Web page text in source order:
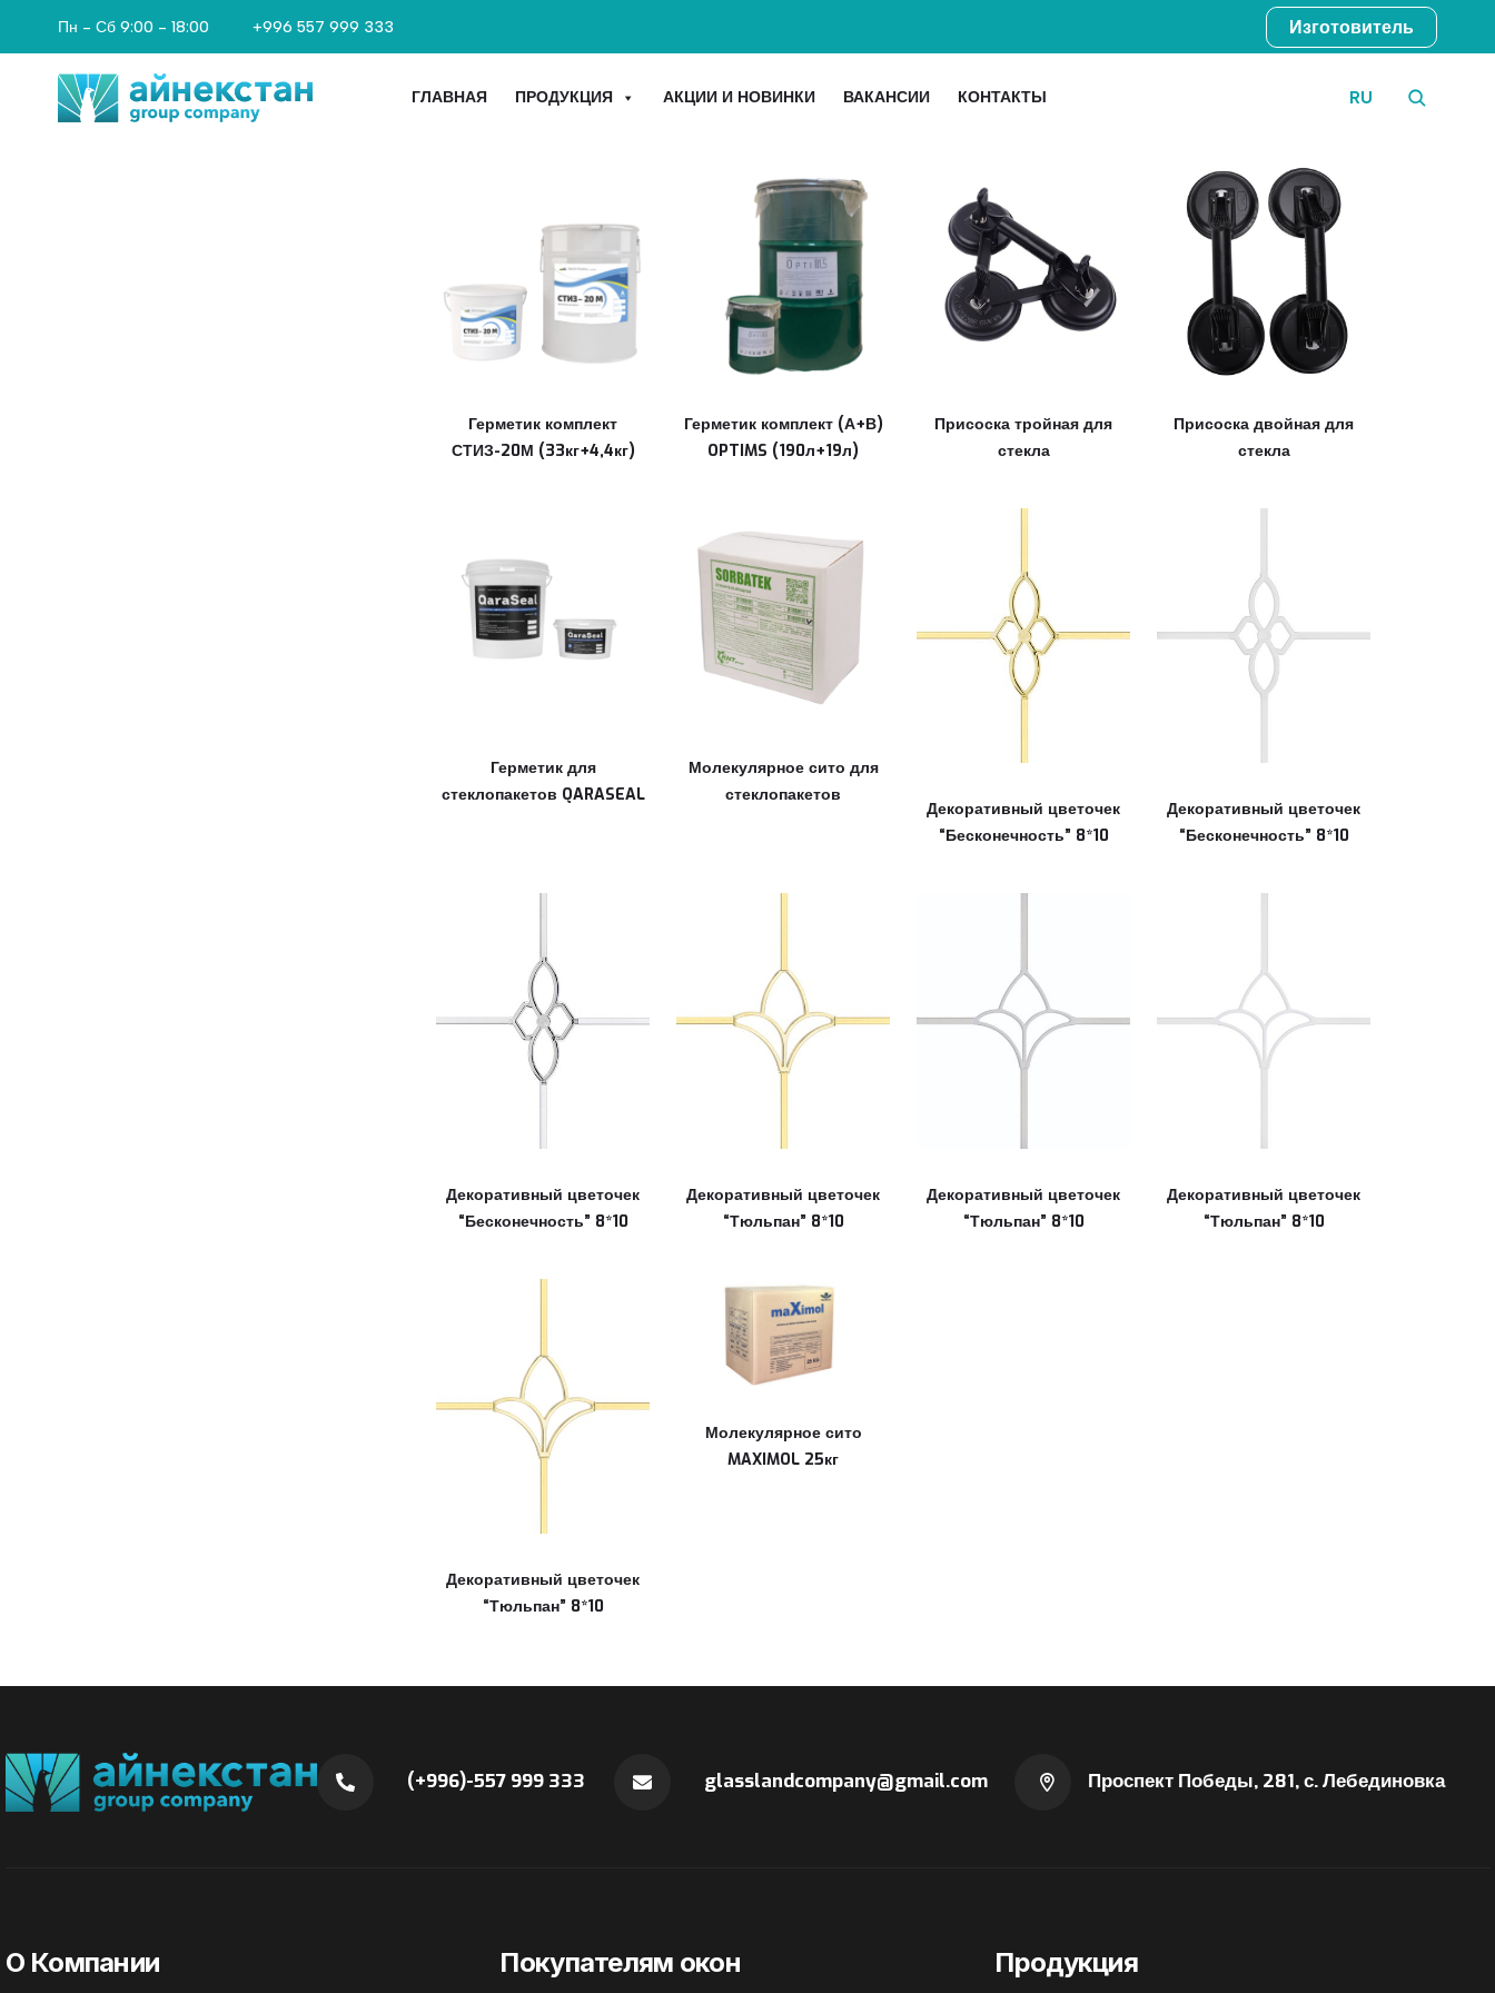
Пн - Сб 9:00 - 18:00 +996 557 999 333 Изготовитель
ГЛАВНАЯ ПРОДУКЦИЯ АКЦИИ И НОВИНКИ ВАКАНСИИ КОНТАКТЫ RU
Герметик комплект
СТИЗ-20М (33кг+4,4кг)
Герметик комплект (А+В)
OPTIMS (190л+19л)
Присоска тройная для
стекла
Присоска двойная для
стекла
Герметик для
стеклопакетов QARASEAL
Молекулярное сито для
стеклопакетов
Декоративный цветочек
“Бесконечность” 8*10
Декоративный цветочек
“Бесконечность” 8*10
Декоративный цветочек
“Бесконечность” 8*10
Декоративный цветочек
“Тюльпан” 8*10
Декоративный цветочек
“Тюльпан” 8*10
Декоративный цветочек
“Тюльпан” 8*10
Декоративный цветочек
“Тюльпан” 8*10
Молекулярное сито
MAXIMOL 25кг
(+996)-557 999 333 glasslandcompany@gmail.com Проспект Победы, 281, с. Лебединовка
О Компании Покупателям окон Продукция